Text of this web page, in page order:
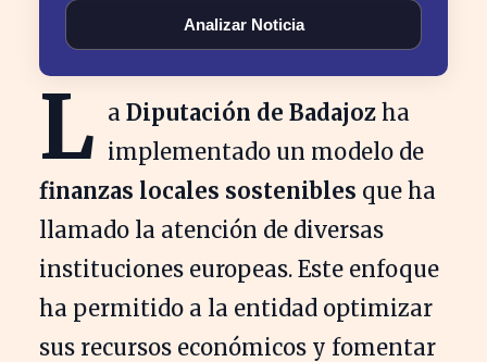
Analizar Noticia
L a Diputación de Badajoz ha
implementado un modelo de
finanzas locales sostenibles que ha
llamado la atención de diversas
instituciones europeas. Este enfoque
ha permitido a la entidad optimizar
sus recursos económicos y fomentar